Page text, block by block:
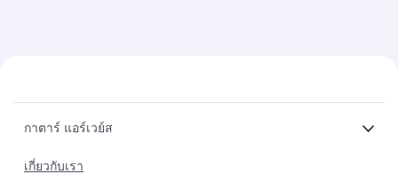
กาตาร์ แอร์เวย์ส
เกี่ยวกับเรา